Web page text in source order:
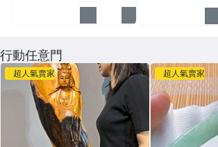
行動任意門
超人氣賣家 超人氣賣家